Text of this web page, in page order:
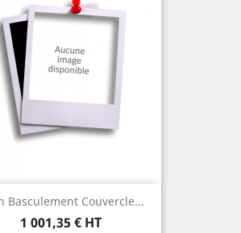
Basculement Couvercle...
Prix
1 001,35 € HT